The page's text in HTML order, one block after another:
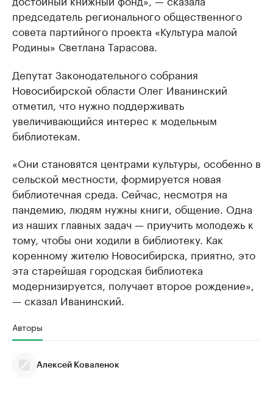
председатель регионального общественного
совета партийного проекта «Культура малой
Родины» Светлана Тарасова.
Депутат Законодательного собрания
Новосибирской области Олег Иванинский
отметил, что нужно поддерживать
увеличивающийся интерес к модельным
библиотекам.
«Они становятся центрами культуры, особенно в
сельской местности, формируется новая
библиотечная среда. Сейчас, несмотря на
пандемию, людям нужны книги, общение. Одна
из наших главных задач — приучить молодежь к
тому, чтобы они ходили в библиотеку. Как
коренному жителю Новосибирска, приятно, это
эта старейшая городская библиотека
модернизируется, получает второе рождение»,
— сказал Иванинский.
Авторы
Алексей Коваленок